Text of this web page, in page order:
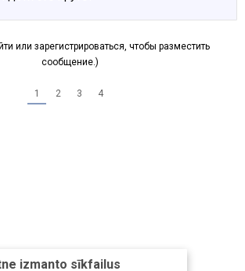
izmanto sīkfailus
или зарегистрироваться, чтобы разместить
сообщение.)
1 2 3 4